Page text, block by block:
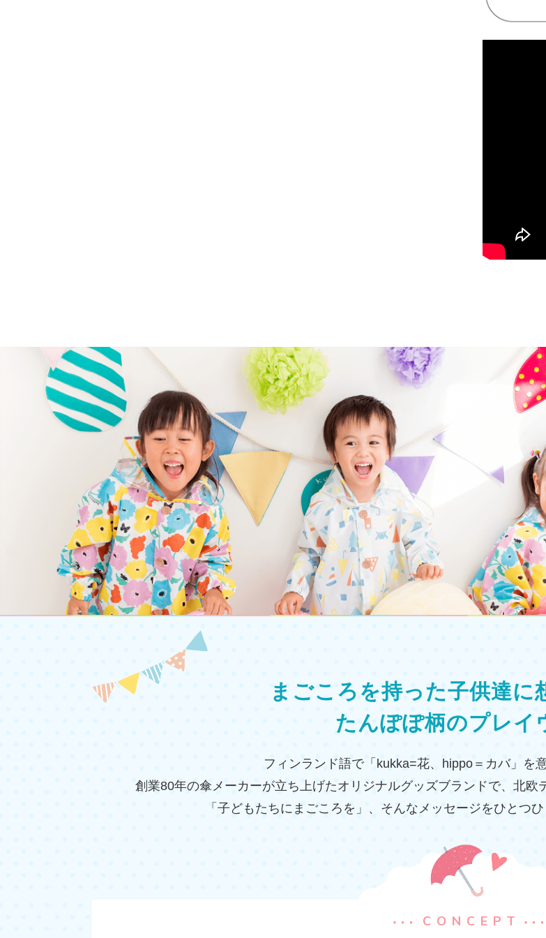
まごころを持った子供達に
たんぽぽ柄のプレイ
フィンランド語で「kukka=花、hippo＝カバ」を
創業80年の傘メーカーが立ち上げたオリジナルグッズブランドで、北欧
「子どもたちにまごころを」、そんなメッセージをひとつ
CONCEPT